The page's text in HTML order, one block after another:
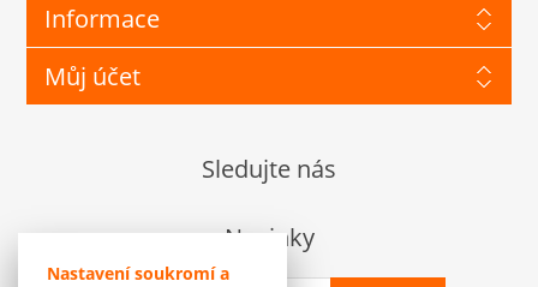
Nastavení soukromí a
Informace
Můj účet
Sledujte nás
Novinky